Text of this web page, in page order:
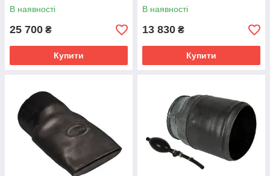
В наявності
25 700 ₴
Купити
В наявності
13 830 ₴
Купити